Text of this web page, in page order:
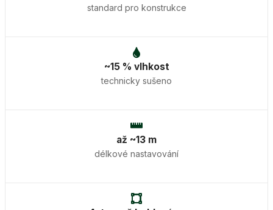
standard pro konstrukce
~15 % vlhkost
technicky sušeno
až ~13 m
délkové nastavování